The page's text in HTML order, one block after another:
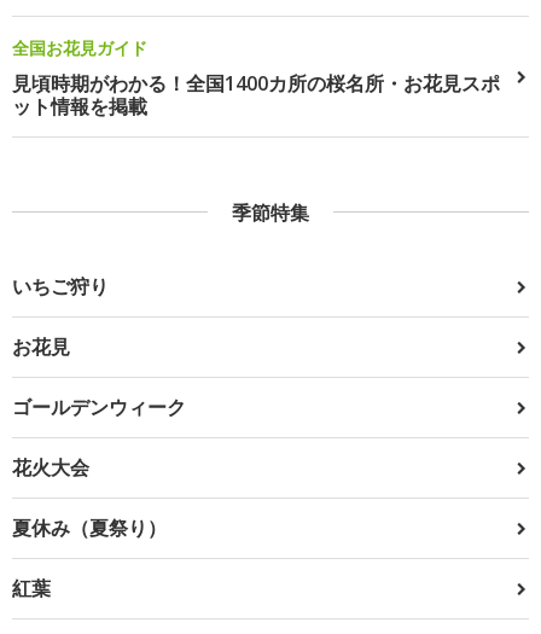
全国お花見ガイド
見頃時期がわかる！全国1400カ所の桜名所・お花見スポ
ット情報を掲載
季節特集
いちご狩り
お花見
ゴールデンウィーク
花火大会
夏休み（夏祭り）
紅葉